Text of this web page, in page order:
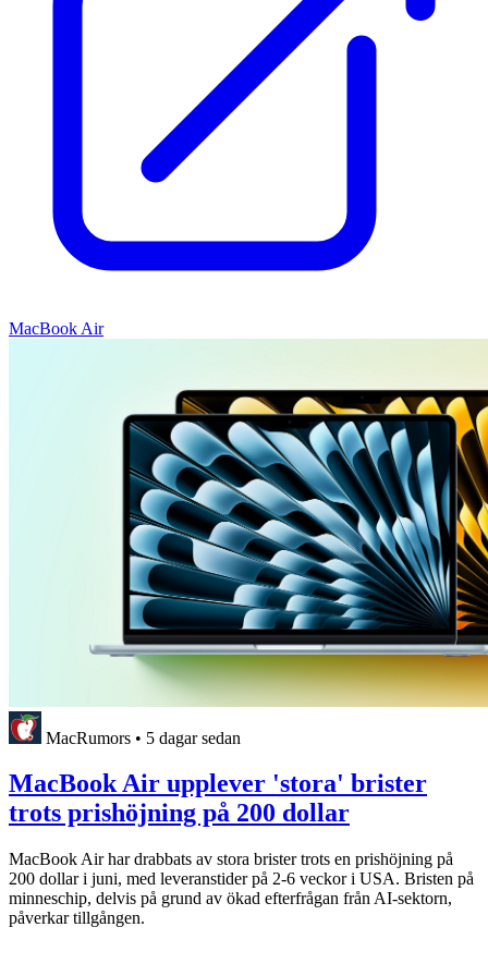
MacBook Air
MacRumors • 5 dagar sedan
MacBook Air upplever 'stora' brister
trots prishöjning på 200 dollar
MacBook Air har drabbats av stora brister trots en prishöjning på
200 dollar i juni, med leveranstider på 2-6 veckor i USA. Bristen på
minneschip, delvis på grund av ökad efterfrågan från AI-sektorn,
påverkar tillgången.